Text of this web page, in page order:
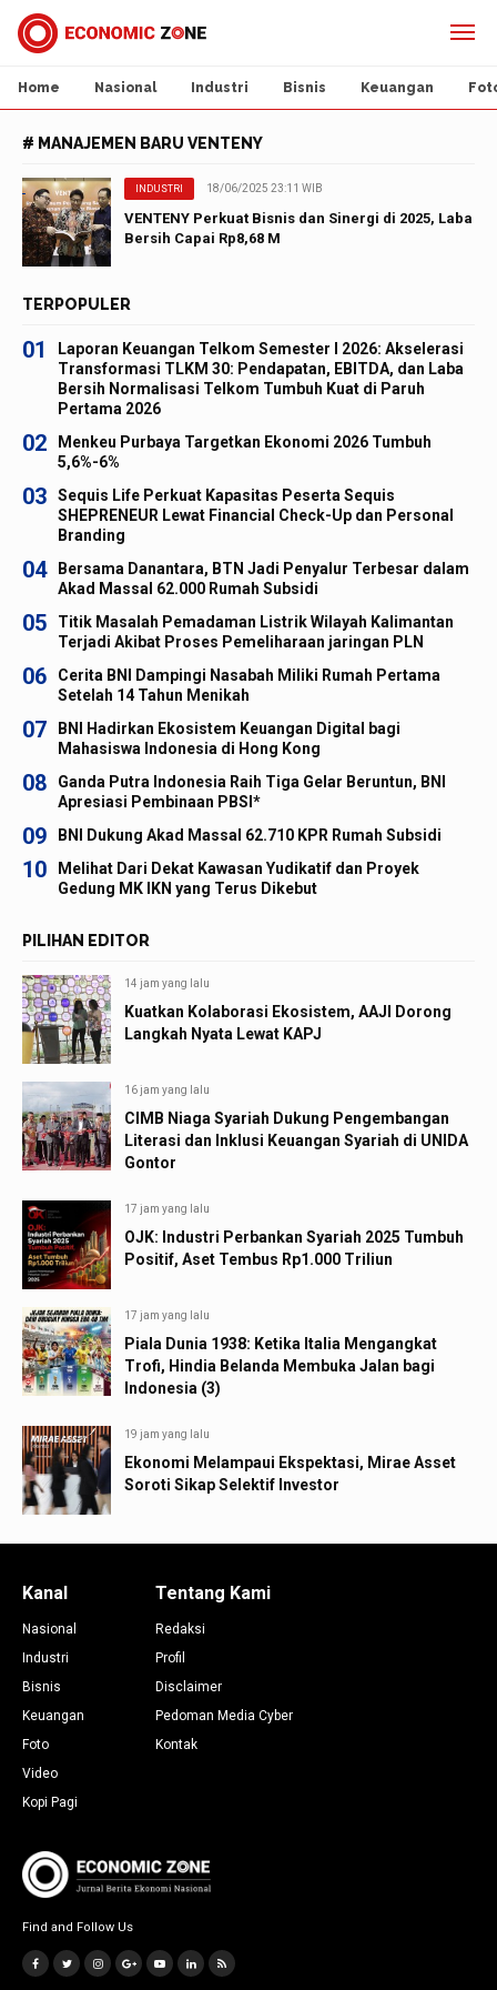
Home Nasional Industri Bisnis Keuangan
# MANAJEMEN BARU VENTENY
INDUSTRI 18/06/2025 23:11 WIB
VENTENY Perkuat Bisnis dan Sinergi di 2025, Laba
Bersih Capai Rp8,68 M
TERPOPULER
01
Laporan Keuangan Telkom Semester I 2026: Akselerasi
Transformasi TLKM 30: Pendapatan, EBITDA, dan Laba
Bersih Normalisasi Telkom Tumbuh Kuat di Paruh
Pertama 2026
02
Menkeu Purbaya Targetkan Ekonomi 2026 Tumbuh
5,6%-6%
03
Sequis Life Perkuat Kapasitas Peserta Sequis
SHEPRENEUR Lewat Financial Check-Up dan Personal
Branding
04
Bersama Danantara, BTN Jadi Penyalur Terbesar dalam
Akad Massal 62.000 Rumah Subsidi
05
Titik Masalah Pemadaman Listrik Wilayah Kalimantan
Terjadi Akibat Proses Pemeliharaan jaringan PLN
06
Cerita BNI Dampingi Nasabah Miliki Rumah Pertama
Setelah 14 Tahun Menikah
07
BNI Hadirkan Ekosistem Keuangan Digital bagi
Mahasiswa Indonesia di Hong Kong
08
Ganda Putra Indonesia Raih Tiga Gelar Beruntun, BNI
Apresiasi Pembinaan PBSI*
09 BNI Dukung Akad Massal 62.710 KPR Rumah Subsidi
10
Melihat Dari Dekat Kawasan Yudikatif dan Proyek
Gedung MK IKN yang Terus Dikebut
PILIHAN EDITOR
14 jam yang lalu
Kuatkan Kolaborasi Ekosistem, AAJI Dorong
Langkah Nyata Lewat KAPJ
16 jam yang lalu
CIMB Niaga Syariah Dukung Pengembangan
Literasi dan Inklusi Keuangan Syariah di UNIDA
Gontor
17 jam yang lalu
OJK: Industri Perbankan Syariah 2025 Tumbuh
Positif, Aset Tembus Rp1.000 Triliun
17 jam yang lalu
Piala Dunia 1938: Ketika Italia Mengangkat
Trofi, Hindia Belanda Membuka Jalan bagi
Indonesia (3)
19 jam yang lalu
Ekonomi Melampaui Ekspektasi, Mirae Asset
Soroti Sikap Selektif Investor
Kanal
Nasional
Industri
Bisnis
Keuangan
Foto
Video
Kopi Pagi
Tentang Kami
Redaksi
Profil
Disclaimer
Pedoman Media Cyber
Kontak
Find and Follow Us